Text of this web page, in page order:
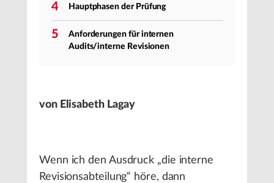
4 Hauptphasen der Prüfung
5
Anforderungen für internen
Audits/interne Revisionen
von Elisabeth Lagay
Wenn ich den Ausdruck „die interne
Revisionsabteilung“ höre, dann